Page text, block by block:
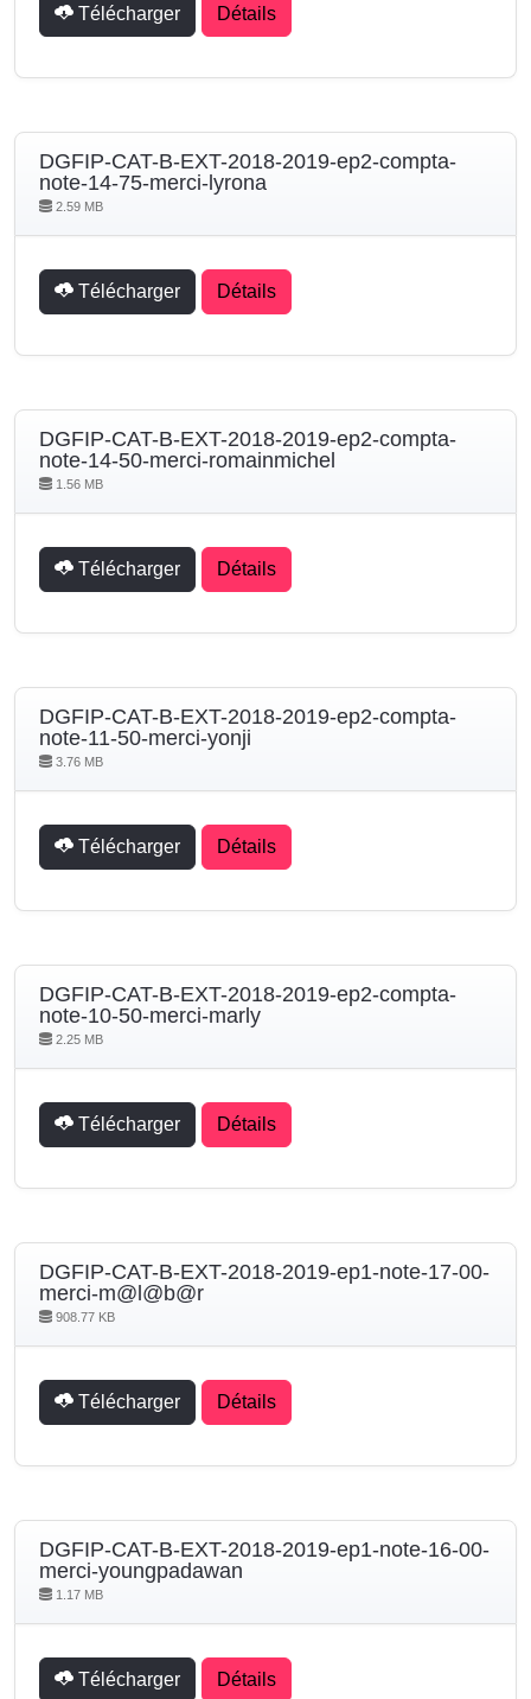
Télécharger Détails
DGFIP-CAT-B-EXT-2018-2019-ep2-compta-
note-14-75-merci-lyrona
2.59 MB
Télécharger Détails
DGFIP-CAT-B-EXT-2018-2019-ep2-compta-
note-14-50-merci-romainmichel
1.56 MB
Télécharger Détails
DGFIP-CAT-B-EXT-2018-2019-ep2-compta-
note-11-50-merci-yonji
3.76 MB
Télécharger Détails
DGFIP-CAT-B-EXT-2018-2019-ep2-compta-
note-10-50-merci-marly
2.25 MB
Télécharger Détails
DGFIP-CAT-B-EXT-2018-2019-ep1-note-17-00-
merci-m@l@b@r
908.77 KB
Télécharger Détails
DGFIP-CAT-B-EXT-2018-2019-ep1-note-16-00-
merci-youngpadawan
1.17 MB
Télécharger Détails